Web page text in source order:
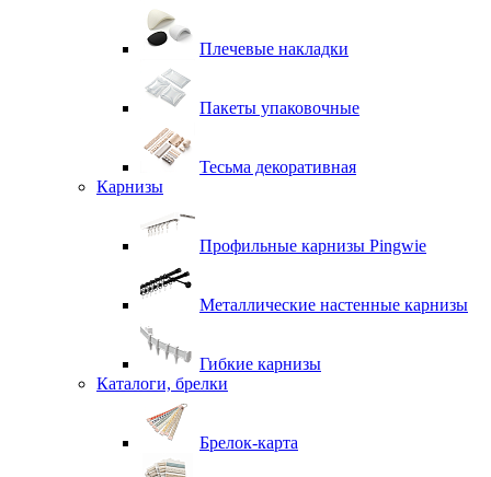
Плечевые накладки
Пакеты упаковочные
Тесьма декоративная
Карнизы
Профильные карнизы Pingwie
Металлические настенные карнизы
Гибкие карнизы
Каталоги, брелки
Брелок-карта